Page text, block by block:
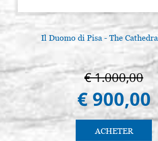
Il Duomo di Pisa - The
€ 1.000,00
€ 900,00
ACHETER